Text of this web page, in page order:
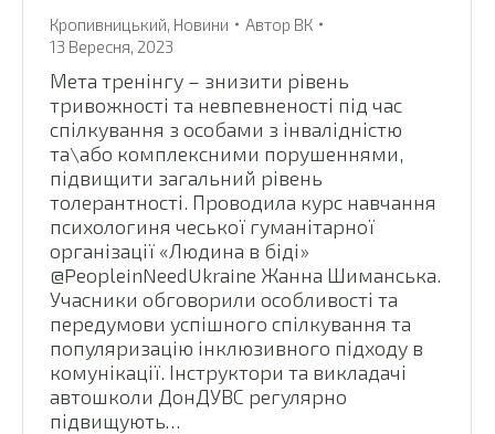
Кропивницький Новини Автор ВК
13 Вересня, 2023
Мета тренінгу – знизити рівень
тривожності та невпевненості під час
спілкування з особами з інвалідністю
та\або комплексними порушеннями,
підвищити загальний рівень
толерантності. Проводила курс навчання
психологиня чеської гуманітарної
організації «Людина в біді»
@PeopleinNeedUkraine Жанна Шиманська.
Учасники обговорили особливості та
передумови успішного спілкування та
популяризацію інклюзивного підходу в
комунікації. Інструктори та викладачі
автошколи ДонДУВС регулярно
підвищують…